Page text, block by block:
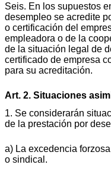
Seis. En los supuestos
desempleo se acredite
o certificación del
empleadora o de la
de la situación legal de
certificado de empresa
para su acreditación.
Art. 2. Situaciones
1. Se considerarán
de la prestación por
a) La excedencia
o sindical.